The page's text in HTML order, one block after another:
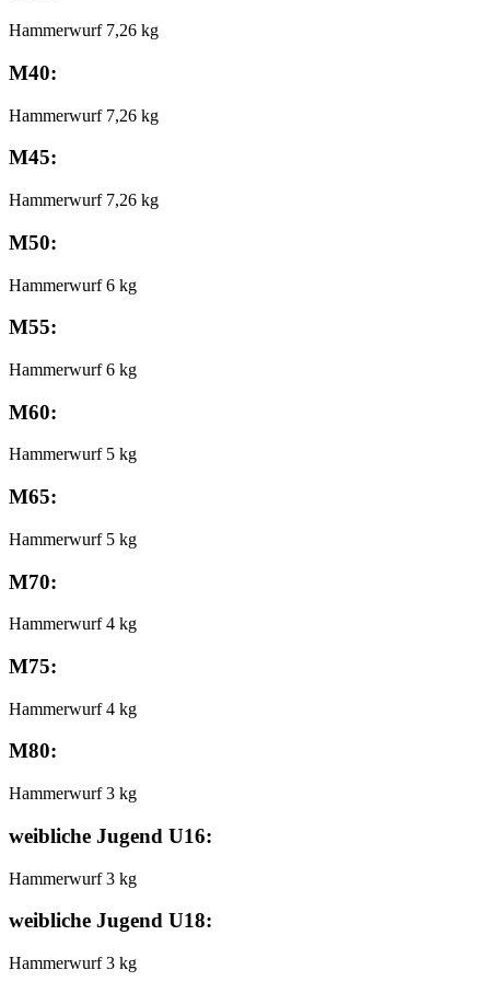
Hammerwurf 7,26 kg
M40:
Hammerwurf 7,26 kg
M45:
Hammerwurf 7,26 kg
M50:
Hammerwurf 6 kg
M55:
Hammerwurf 6 kg
M60:
Hammerwurf 5 kg
M65:
Hammerwurf 5 kg
M70:
Hammerwurf 4 kg
M75:
Hammerwurf 4 kg
M80:
Hammerwurf 3 kg
weibliche Jugend U16:
Hammerwurf 3 kg
weibliche Jugend U18:
Hammerwurf 3 kg